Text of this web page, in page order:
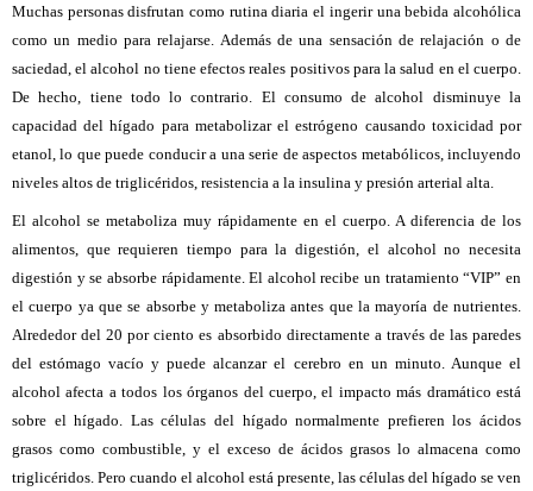
Muchas personas disfrutan como rutina diaria el ingerir una bebida alcohólica
como un medio para relajarse. Además de una sensación de relajación o de
saciedad, el alcohol no tiene efectos reales positivos para la salud en el cuerpo.
De hecho, tiene todo lo contrario. El consumo de alcohol disminuye la
capacidad del hígado para metabolizar el estrógeno causando toxicidad por
etanol, lo que puede conducir a una serie de aspectos metabólicos, incluyendo
niveles altos de triglicéridos, resistencia a la insulina y presión arterial alta.
El alcohol se metaboliza muy rápidamente en el cuerpo. A diferencia de los
alimentos, que requieren tiempo para la digestión, el alcohol no necesita
digestión y se absorbe rápidamente. El alcohol recibe un tratamiento “VIP” en
el cuerpo ya que se absorbe y metaboliza antes que la mayoría de nutrientes.
Alrededor del 20 por ciento es absorbido directamente a través de las paredes
del estómago vacío y puede alcanzar el cerebro en un minuto. Aunque el
alcohol afecta a todos los órganos del cuerpo, el impacto más dramático está
sobre el hígado. Las células del hígado normalmente prefieren los ácidos
grasos como combustible, y el exceso de ácidos grasos lo almacena como
triglicéridos. Pero cuando el alcohol está presente, las células del hígado se ven